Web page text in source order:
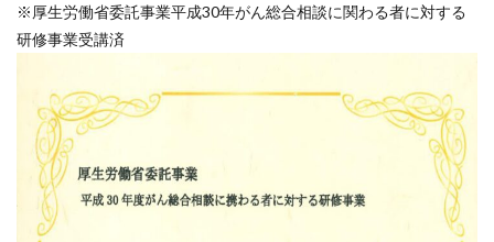
※厚生労働省委託事業平成30年がん総合相談に関わる者に対する
研修事業受講済